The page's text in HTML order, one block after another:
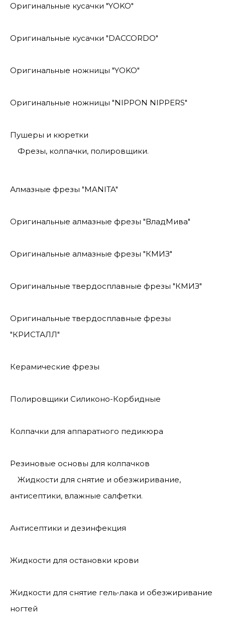
Оригинальные кусачки "YOKO"
Оригинальные кусачки "DACCORDO"
Оригинальные ножницы "YOKO"
Оригинальные ножницы "NIPPON NIPPERS"
Пушеры и кюретки
Фрезы, колпачки, полировщики.
Алмазные фрезы "MANITA"
Оригинальные алмазные фрезы "ВладМива"
Оригинальные алмазные фрезы "КМИЗ"
Оригинальные твердосплавные фрезы "КМИЗ"
Оригинальные твердосплавные фрезы
"КРИСТАЛЛ"
Керамические фрезы
Полировщики Силиконо-Корбидные
Колпачки для аппаратного педикюра
Резиновые основы для колпачков
Жидкости для снятие и обезжиривание,
антисептики, влажные салфетки.
Антисептики и дезинфекция
Жидкости для остановки крови
Жидкости для снятие гель-лака и обезжиривание
ногтей